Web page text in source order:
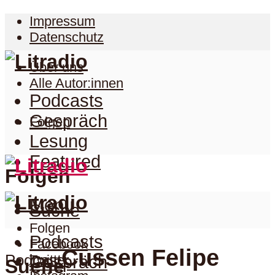
Impressum
Datenschutz
Über uns
Alle Autor:innen
Folgen
Folgen
Folgen
Facebook
Twitter
Podcasts
Gespräch
Lesung
Featured
Menu
Suche
Suche
Podcasts
Gespräch
PodcastCussen Felipe